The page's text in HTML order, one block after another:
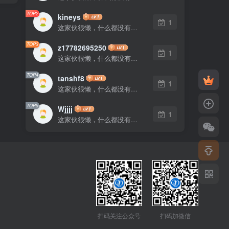
TOP2 kineys
这家伙很懒，什么都没有写...
1
TOP3 z17782695250
这家伙很懒，什么都没有写...
1
TOP4 tanshf8
这家伙很懒，什么都没有写...
1
TOP5 Wjjjj
这家伙很懒，什么都没有写...
1
扫码关注公众号 扫码加微信